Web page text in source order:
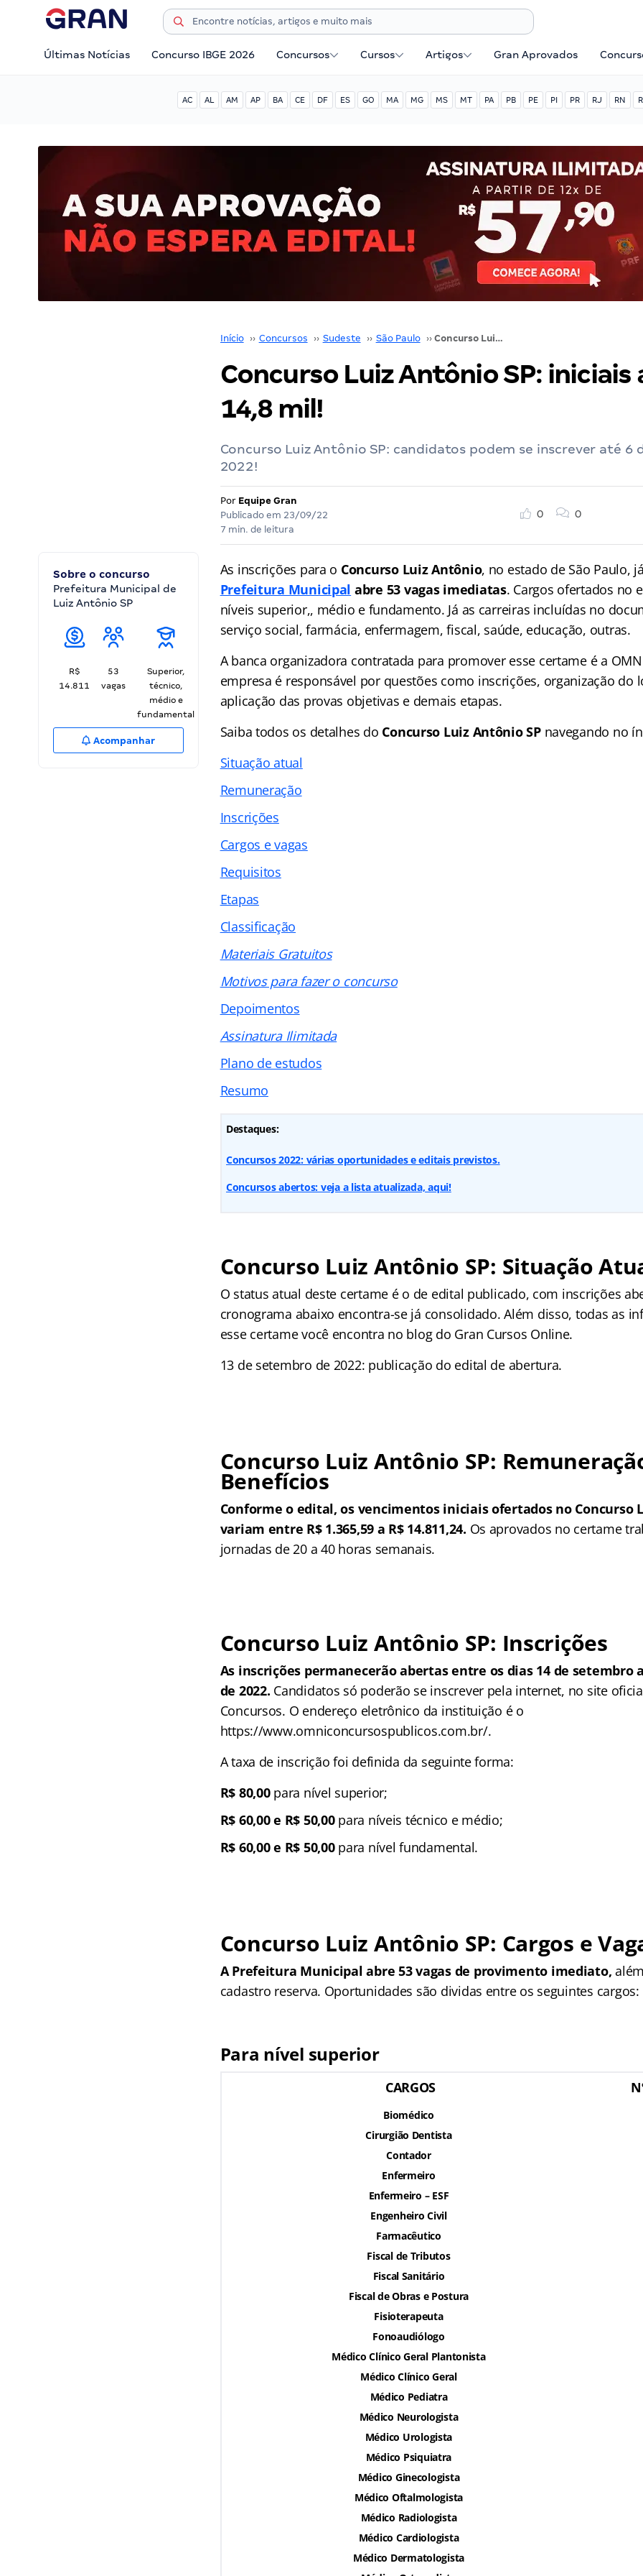
Últimas Notícias Concurso IBGE 2026 Concursos Cursos Artigos Gran Aprovados
AC AL AM AP BA CE DF ES GO MA MG MS MT PA PB PE PI PR RJ RN
Início ›› Concursos ›› Sudeste ›› São Paulo ›› Concurso Luiz Antônio SP: iniciais até R$ 14,8 mil!
Concurso Luiz Antônio SP: iniciais
14,8 mil!
Concurso Luiz Antônio SP: candidatos podem se inscrever até 6
2022!
Por Equipe Gran
Publicado em 23/09/22
7 min. de leitura
0 0
Sobre o concurso
Prefeitura Municipal de
Luiz Antônio SP
R$
14.811
53
vagas
Superior,
técnico,
médio e
fundamental
Acompanhar
As inscrições para o Concurso Luiz Antônio, no estado de São Paulo,
Prefeitura Municipal abre 53 vagas imediatas. Cargos ofertados no
níveis superior,, médio e fundamento. Já as carreiras incluídas no
serviço social, farmácia, enfermagem, fiscal, saúde, educação, outras.
A banca organizadora contratada para promover esse certame é a
empresa é responsável por questões como inscrições, organização do
aplicação das provas objetivas e demais etapas.
Saiba todos os detalhes do Concurso Luiz Antônio SPnavegando no
Situação atual
Remuneração
Inscrições
Cargos e vagas
Requisitos
Etapas
Classificação
Materiais Gratuitos
Motivos para fazer o concurso
Depoimentos
Assinatura Ilimitada
Plano de estudos
Resumo
Destaques:
Concursos 2022: várias oportunidades e editais previstos.
Concursos abertos: veja a lista atualizada, aqui!
Concurso Luiz Antônio SP: Situação
O status atual deste certame é o de edital publicado, com inscrições
cronograma abaixo encontra-se já consolidado. Além disso, todas as
esse certame você encontra no blog do Gran Cursos Online.
13 de setembro de 2022: publicação do edital de abertura.
Concurso Luiz Antônio SP:
Benefícios
Conforme o edital, os vencimentos iniciais ofertados no Concurso
variam entre R$ 1.365,59 a R$ 14.811,24. Os aprovados no certame
jornadas de 20 a 40 horas semanais.
Concurso Luiz Antônio SP: Inscrições
As inscrições permanecerão abertas entre os dias 14 de setembro
de 2022. Candidatos só poderão se inscrever pela internet, no site
Concursos. O endereço eletrônico da instituição é o
https://www.omniconcursospublicos.com.br/.
A taxa de inscrição foi definida da seguinte forma:
R$ 80,00para nível superior;
R$ 60,00 e R$ 50,00para níveis técnico e médio;
R$ 60,00 e R$ 50,00para nível fundamental.
Concurso Luiz Antônio SP: Cargos e
A Prefeitura Municipal abre 53 vagas de provimento imediato,
cadastro reserva. Oportunidades são dividas entre os seguintes cargos:
Para nível superior
CARGOS
Biomédico
Cirurgião Dentista
Contador
Enfermeiro
Enfermeiro – ESF
Engenheiro Civil
Farmacêutico
Fiscal de Tributos
Fiscal Sanitário
Fiscal de Obras e Postura
Fisioterapeuta
Fonoaudiólogo
Médico Clínico Geral Plantonista
Médico Clínico Geral
Médico Pediatra
Médico Neurologista
Médico Urologista
Médico Psiquiatra
Médico Ginecologista
Médico Oftalmologista
Médico Radiologista
Médico Cardiologista
Médico Dermatologista